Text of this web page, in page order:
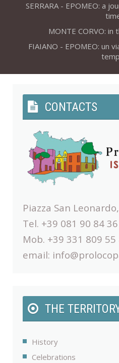
SERRARA - EPOMEO: a
MONTE CORVO: in
FIAIANO - EPOMEO: un
CONTACTS
Piazza San
Tel. +39 081 90 84 36
Mob. +39 331 809 55
email:
THE
History
Celebrations